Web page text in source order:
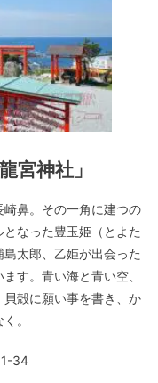
宮神社」
鼻。その一角に建つの
なった豊玉姫（とよた
太郎、乙姫が出会った
す。青い海と青い空、
殻に願い事を書き、か
。
34